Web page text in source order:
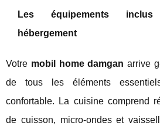
Les équipements
hébergement
Votre mobil home damgan arrive
de tous les éléments
confortable. La cuisine comprend
de cuisson, micro-ondes et